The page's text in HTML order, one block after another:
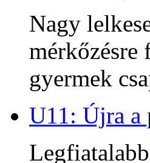
Nagy
mérkőzésre
gyermek
U11: Újra a